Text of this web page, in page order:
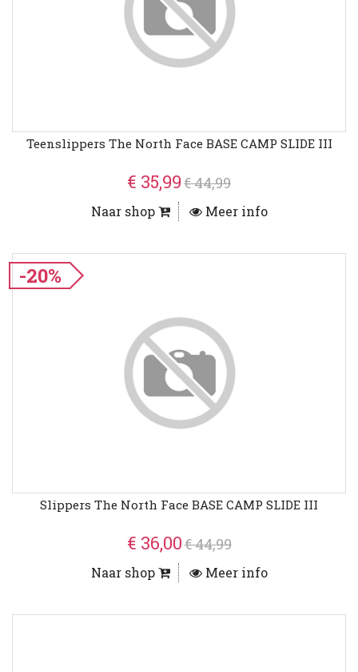
Teenslippers The North Face BASE CAMP SLIDE III
€ 35,99€ 44,99
Naar shop Meer info
-20%
Slippers The North Face BASE CAMP SLIDE III
€ 36,00€ 44,99
Naar shop Meer info